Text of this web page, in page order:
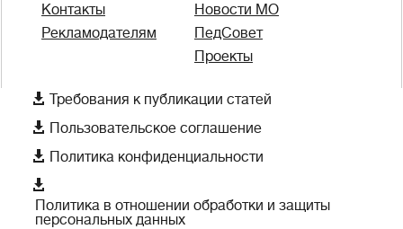
Контакты
Рекламодателям
Новости МО
ПедСовет
Проекты
 Требования к публикации статей
 Пользовательское соглашение
 Политика конфиденциальности

Политика в отношении обработки и защиты
персональных данных